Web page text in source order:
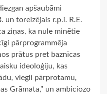
apšaubāmi
un toreizējais r.p.i. R.E.
ziņas, ka nule minētie
pārprogrammēja
prātus pret baznīcas
ideoloģiju, kas
viegli pārprotamu,
Grāmata,” un ambiciozo